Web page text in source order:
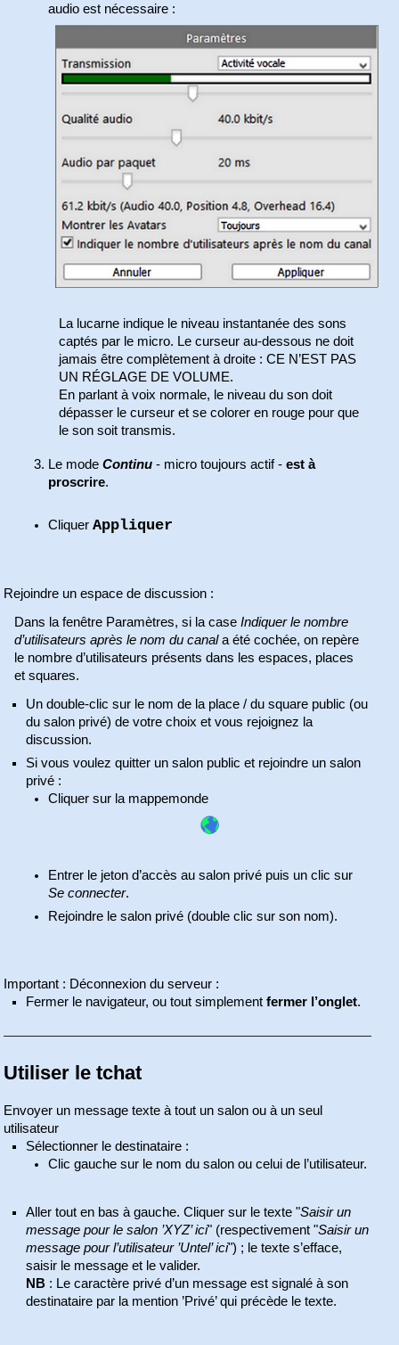
audio est nécessaire :
La lucarne indique le niveau instantanée des sons
captés par le micro. Le curseur au-dessous ne doit
jamais être complètement à droite : CE N’EST PAS
UN RÉGLAGE DE VOLUME.
En parlant à voix normale, le niveau du son doit
dépasser le curseur et se colorer en rouge pour que
le son soit transmis.
Le modeContinu - micro toujours actif -est à
proscrire.
CliquerAppliquer
Rejoindre un espace de discussion :
Dans la fenêtre Paramètres, si la caseIndiquer le nombre
d’utilisateurs après le nom du canala été cochée, on repère
le nombre d’utilisateurs présents dans les espaces, places
et squares.
Un double-clic sur le nom de la place / du square public (ou
du salon privé) de votre choix et vous rejoignez la
discussion.
Si vous voulez quitter un salon public et rejoindre un salon
privé :
Cliquer sur la mappemonde
Entrer le jeton d’accès au salon privé puis un clic sur
Se connecter.
Rejoindre le salon privé (double clic sur son nom).
Important : Déconnexion du serveur :
Fermer le navigateur, ou tout simplementfermer l’onglet.
Utiliser le tchat
Envoyer un message texte à tout un salon ou à un seul
utilisateur
Sélectionner le destinataire :
Clic gauche sur le nom du salon ou celui de l’utilisateur.
Aller tout en bas à gauche. Cliquer sur le texte "Saisir un
message pour le salon ’XYZ’ ici" (respectivement "Saisir un
message pour l’utilisateur ’Untel’ ici") ; le texte s’efface,
saisir le message et le valider.
NB : Le caractère privé d’un message est signalé à son
destinataire par la mention ’Privé’ qui précède le texte.